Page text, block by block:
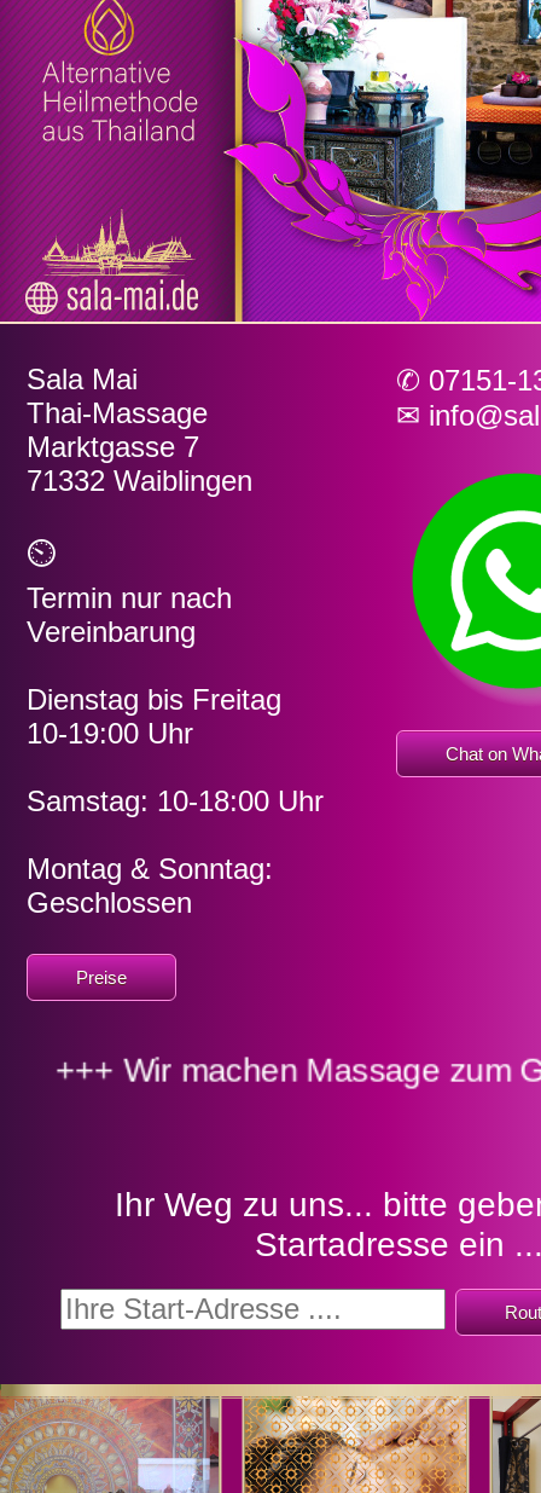
Shop
Allgemein
AGB
Datenschutz
Impressum
Versand
Hilfe
Sala Mai
Thai-Massage
Marktgasse 7
71332 Waiblingen
⏲
Termin nur nach
Vereinbarung
Dienstag bis Freitag
10-19:00 Uhr
Samstag: 10-18:00 Uhr
Montag & Sonntag:
Geschlossen
Preise
✆ 07151-
✉
Chat on
Massage zum
Ihr Weg zu uns... bitte
Startadresse ein